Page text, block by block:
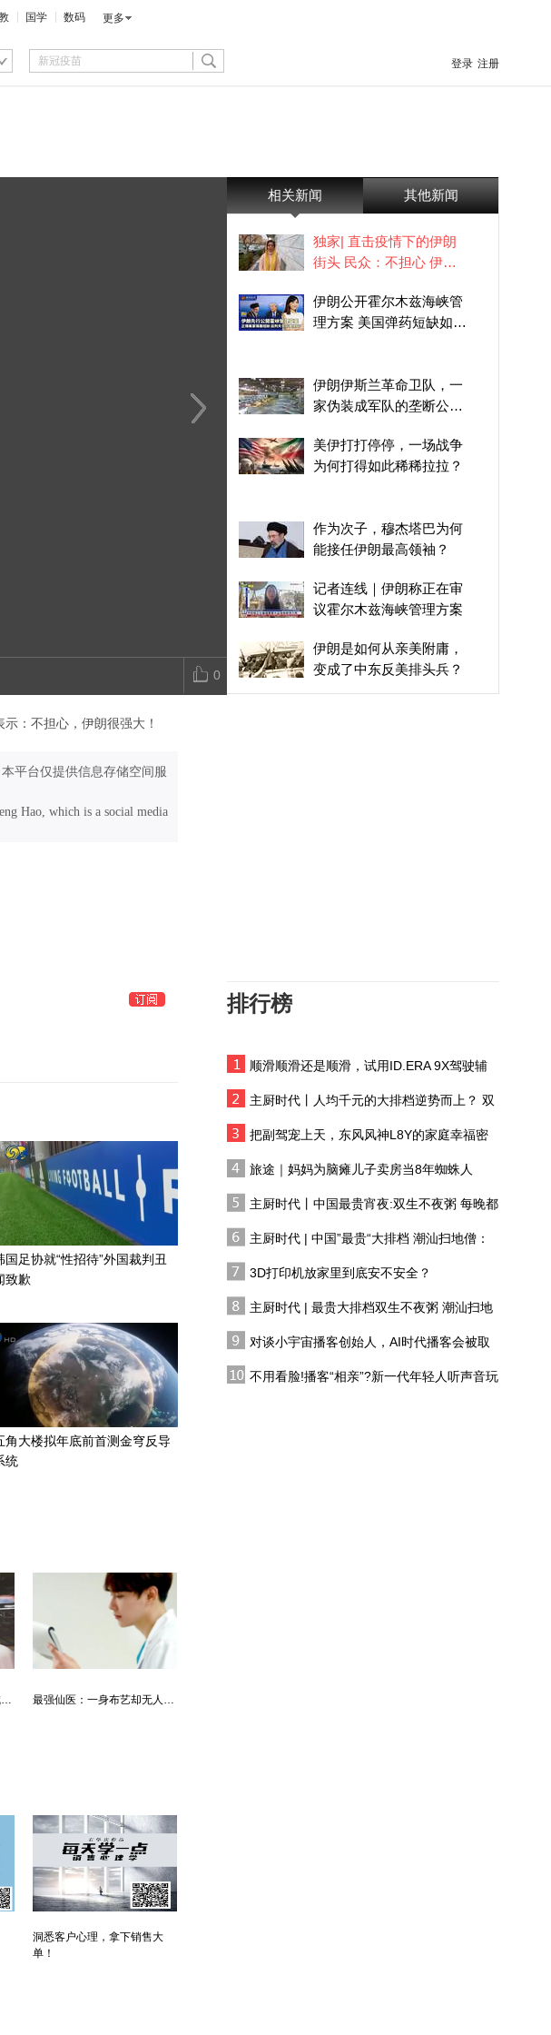
国学 数码 更多
登录 注册
作为次子，穆杰塔巴为何
能接任伊朗最高领袖？
伊朗锁定海峡掌控权，美
伊谈判再现进展，双方打
0
相关新闻 其他新闻
独家| 直击疫情下的伊朗
街头 民众：不担心 伊朗
伊朗公开霍尔木兹海峡管
理方案 美国弹药短缺如何
伊朗伊斯兰革命卫队，一
家伪装成军队的垄断公
美伊打打停停，一场战争
为何打得如此稀稀拉拉？
作为次子，穆杰塔巴为何
能接任伊朗最高领袖？
记者连线｜伊朗称正在审
议霍尔木兹海峡管理方案
伊朗是如何从亲美附庸，
变成了中东反美排头兵？
记者连线｜伊朗：已与阿
框架
伊朗内部分歧导致美伊谈
见
革命，延续2500多年的伊
朗君主制宣告终结
美伊态度僵持不下，乌克
兰趁机搅局，中东局势会
通过风塔把自然风引入建
奇的“沙漠空调”
伊朗锁定海峡掌控权，美
：不担心，伊朗很强大！
平台仅提供信息存储空间服
Hao, which is a social media
国足协就“性招待”外国裁判丑
致歉
角大楼拟年底前首测金穹反导
统
青云直上：创宏图霸业，成人生赢家 最强仙医：一身布艺却无人不识
洞悉客户心理，拿下销售大
单！
排行榜
顺滑顺滑还是顺滑，试用ID.ERA 9X驾驶辅
主厨时代丨人均千元的大排档逆势而上？ 双
把副驾宠上天，东风风神L8Y的家庭幸福密
旅途｜妈妈为脑瘫儿子卖房当8年蜘蛛人
主厨时代丨中国最贵宵夜:双生不夜粥 每晚都
主厨时代 | 中国”最贵“大排档 潮汕扫地僧：
3D打印机放家里到底安不安全？
主厨时代 | 最贵大排档双生不夜粥 潮汕扫地
对谈小宇宙播客创始人，AI时代播客会被取
不用看脸!播客“相亲”?新一代年轻人听声音玩